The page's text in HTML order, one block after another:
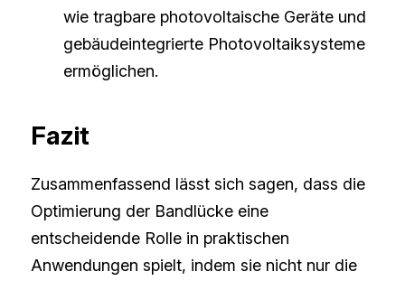
wie tragbare photovoltaische Geräte und
gebäudeintegrierte Photovoltaiksysteme
ermöglichen.
Fazit
Zusammenfassend lässt sich sagen, dass die
Optimierung der Bandlücke eine
entscheidende Rolle in praktischen
Anwendungen spielt, indem sie nicht nur die